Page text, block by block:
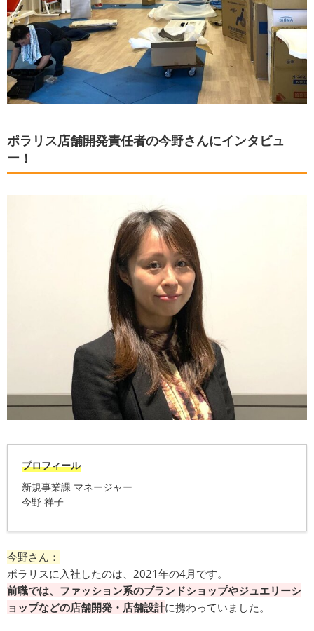
ポラリス店舗開発責任者の今野さんにインタビュ
ー！
プロフィール
新規事業課 マネージャー
今野 祥子
今野さん：
ポラリスに入社したのは、2021年の4月です。
前職では、ファッション系のブランドショップやジュエリーシ
ョップなどの店舗開発・店舗設計に携わっていました。